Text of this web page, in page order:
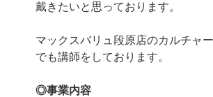
戴きたいと思っております。
マックスバリュ段原店のカルチャ
でも講師をしております。
◎事業内容